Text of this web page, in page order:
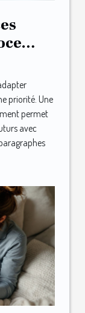
priorité. Une
permet
avec